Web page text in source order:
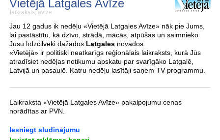
Vietējā Latgales Avīze
laikraksts, avīze
Jau 12 gadus ik nedēļu «Vietējā Latgales Avīze» nāk pie Jums,
lai pastāstītu, kā dzīvo, strādā, mācās, atpūšas un saimnieko
Jūsu līdzcilvēki dažādos Latgales novados.
«Vietējā» ir politiski neatkarīgs reģionālais laikraksts, kurā Jūs
atradīsiet nedēļas notikumu apskatu par svarīgāko Latgalē,
Latvijā un pasaulē. Katru nedēļu lasītāji saņem TV programmu.
Laikraksta «Vietējā Latgales Avīze» pakalpojumu cenas
norādītas ar PVN.
Iesniegt sludinājumu